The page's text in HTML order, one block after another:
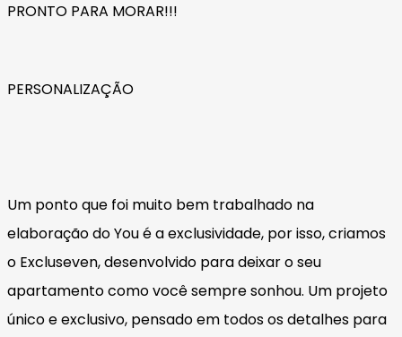
PRONTO PARA MORAR!!!
PERSONALIZAÇÃO
Um ponto que foi muito bem trabalhado na
elaboração do You é a exclusividade, por isso, criamos
o Excluseven, desenvolvido para deixar o seu
apartamento como você sempre sonhou. Um projeto
único e exclusivo, pensado em todos os detalhes para